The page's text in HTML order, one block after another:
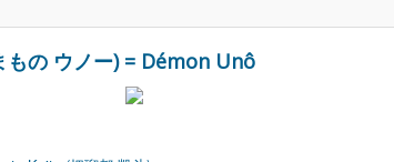
の ウノー) = Démon Unô